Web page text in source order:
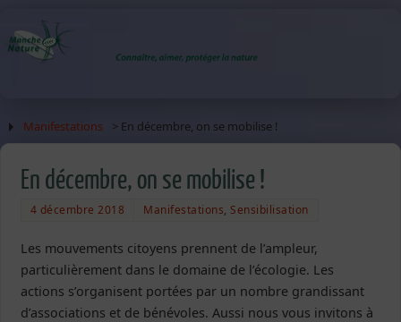
Manifestations > En décembre, on se mobilise !
En décembre, on se mobilise !
4 décembre 2018 Manifestations, Sensibilisation
Les mouvements citoyens prennent de l’ampleur,
particulièrement dans le domaine de l’écologie. Les
actions s’organisent portées par un nombre grandissant
d’associations et de bénévoles. Aussi nous vous invitons à